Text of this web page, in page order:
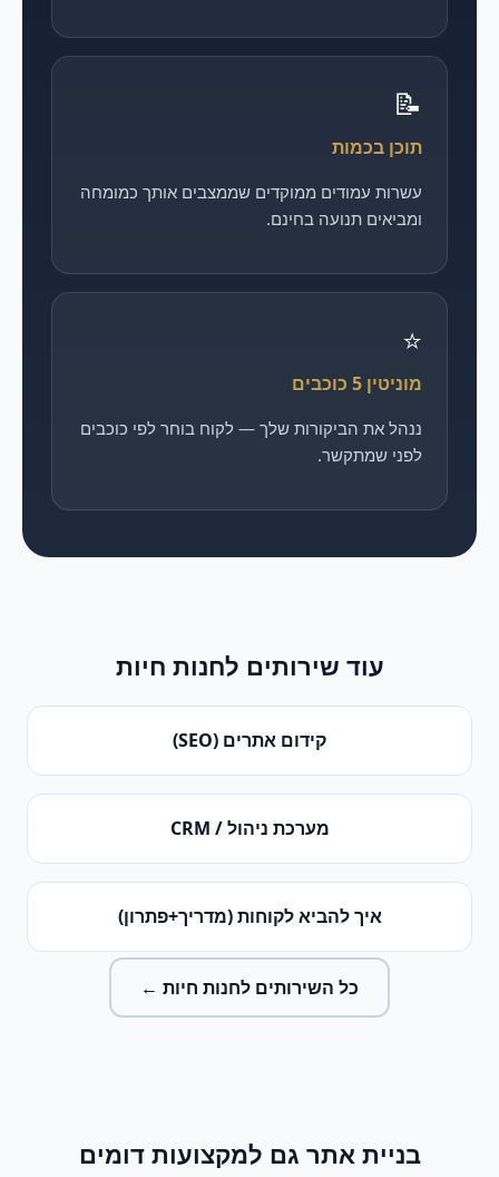
📝
תוכן בכמות
עשרות עמודים ממוקדים שממצבים אותך כמומחה
ומביאים תנועה בחינם.
⭐
מוניטין 5 כוכבים
ננהל את הביקורות שלך — לקוח בוחר לפי כוכבים
לפני שמתקשר.
עוד שירותים לחנות חיות
קידום אתרים (SEO)
מערכת ניהול / CRM
איך להביא לקוחות (מדריך+פתרון)
כל השירותים לחנות חיות ←
בניית אתר גם למקצועות דומים